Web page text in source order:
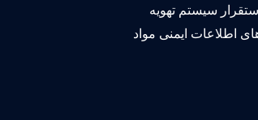
سیستم تهویه
اطلاعات ایمنی مواد